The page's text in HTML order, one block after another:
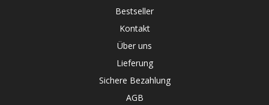
Bestseller
Kontakt
Über uns
Lieferung
Sichere Bezahlung
AGB